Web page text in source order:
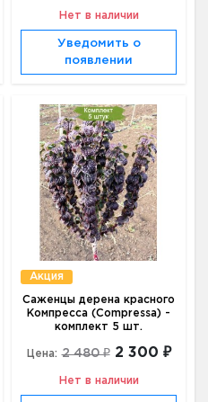
Нет в наличии
Уведомить о
появлении
Акция
Саженцы дерена красного
Компресса (Compressa) -
комплект 5 шт.
Цена: 2 480 ₽ 2 300 ₽
Нет в наличии